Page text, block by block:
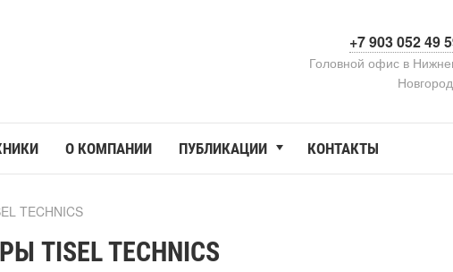
+7 903 052 49
Головной офис в
О КОМПАНИИ ПУБЛИКАЦИИ КОНТАКТЫ
TECHNICS
TISEL TECHNICS